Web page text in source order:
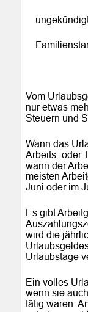
Vom
nur etwas
Steuern und
Wann das
Arbeits- oder
wann der
meisten
Juni oder im
Es gibt
wird die
Urlaubstage
Ein volles
wenn sie
tätig waren.